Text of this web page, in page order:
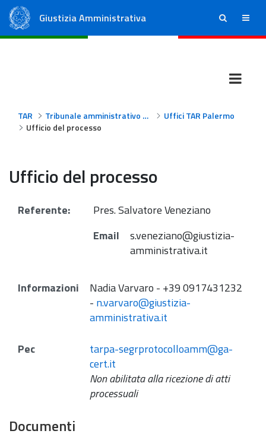
Giustizia Amministrativa ricerca menu
TAR Tribunale amministrativo regionale per la Sicilia - Palermo
Uffici TAR Palermo
Ufficio del processo
Ufficio del processo
Referente: Pres.Salvatore Veneziano
Email
s.veneziano@giustizia-
amministrativa.it
Informazioni
Nadia Varvaro - +39 0917431232
- n.varvaro@giustizia-
amministrativa.it
Pec
tarpa-segrprotocolloamm@ga-
cert.it
Non abilitata alla ricezione di atti
processuali
Documenti